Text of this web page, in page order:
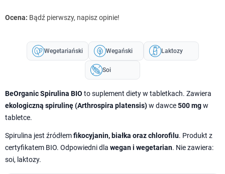
Ocena: Bądź pierwszy, napisz opinie!
Wegetariański Wegański Laktozy
Soi
BeOrganic Spirulina BIO to suplement diety w tabletkach. Zawiera
ekologiczną spirulinę (Arthrospira platensis)w dawce500 mgw
tabletce.
Spirulina jest źródłemfikocyjanin, białka oraz chlorofilu. Produkt z
certyfikatem BIO. Odpowiedni dla wegan i wegetarian. Nie zawiera:
soi, laktozy.